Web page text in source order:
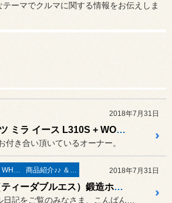
ーマでクルマに関する情報をお伝えしま
2018年7月31日
ダイハツ ミラ イース L310S + WORK Equip 03
付き合い頂いているオーナー。
FORGED WHEELS 商品紹介♪♪ ＆ ”フィール”からのお知らせ。 2018年7月31日
TWS（ティーダブルエス）鍛造ホイール 展示開始 ♪